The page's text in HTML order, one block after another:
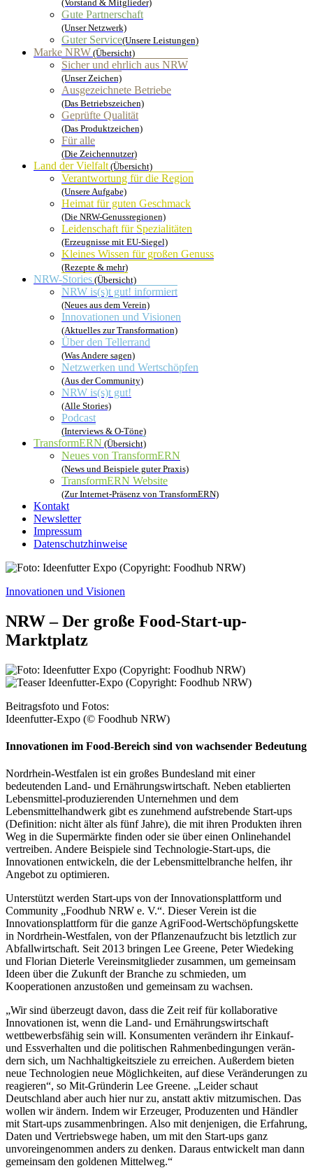
(Vorstand & Mitglieder)
Gute Partnerschaft
(Unser Netzwerk)
Guter Service(Unsere Leistungen)
Marke NRW (Übersicht)
Sicher und ehrlich aus NRW
(Unser Zeichen)
Ausgezeichnete Betriebe
(Das Betriebszeichen)
Geprüfte Qualität
(Das Produktzeichen)
Für alle
(Die Zeichennutzer)
Land der Vielfalt(Übersicht)
Verantwortung für die Region
(Unsere Aufgabe)
Heimat für guten Geschmack
(Die NRW-Genussregionen)
Leidenschaft für Spezialitäten
(Erzeugnisse mit EU-Siegel)
Kleines Wissen für großen Genuss
(Rezepte & mehr)
NRW-Stories (Übersicht)
NRW is(s)t gut! informiert
(Neues aus dem Verein)
Innovationen und Visionen
(Aktuelles zur Transformation)
Über den Tellerrand
(Was Andere sagen)
Netzwerken und Wertschöpfen
(Aus der Community)
NRW is(s)t gut!
(Alle Stories)
Podcast
(Interviews & O-Töne)
TransformERN (Übersicht)
Neues von TransformERN
(News und Beispiele guter Praxis)
TransformERN Website
(Zur Internet-Präsenz von TransformERN)
Kontakt
Newsletter
Impressum
Datenschutzhinweise
Innovationen und Visionen
NRW – Der große Food-Start-up-
Marktplatz
Beitragsfoto und Fotos:
Ideenfutter-Expo (© Foodhub NRW)
Innovationen im Food-Bereich sind von wachsender Bedeutung
Nordrhein-Westfalen ist ein großes Bundesland mit einer
bedeutenden Land- und Ernährungswirtschaft. Neben etablierten
Lebensmittel-produzierenden Unternehmen und dem
Lebensmittelhandwerk gibt es zunehmend aufstrebende Start-ups
(Definition: nicht älter als fünf Jahre), die mit ihren Produkten ihren
Weg in die Supermärkte finden oder sie über einen Onlinehandel
vertreiben. Andere Beispiele sind Technologie-Start-ups, die
Innovationen entwickeln, die der Lebensmittelbranche helfen, ihr
Angebot zu optimieren.
Unterstützt werden Start-ups von der Innovationsplattform und
Community „Foodhub NRW e. V.“. Dieser Verein ist die
Innovationsplattform für die ganze AgriFood-Wertschöpfungs­kette
in Nordrhein-Westfalen, von der Pflanzenaufzucht bis letztlich zur
Abfallwirtschaft. Seit 2013 bringen Lee Greene, Peter Wiedeking
und Florian Dieterle Vereinsmitglieder zusammen, um gemeinsam
Ideen über die Zukunft der Branche zu schmieden, um
Kooperationen anzustoßen und gemeinsam zu wachsen.
„Wir sind überzeugt davon, dass die Zeit reif für kollaborative
Innovationen ist, wenn die Land- und Ernährungswirtschaft
wettbewerbsfähig sein will. Konsumenten verän­dern ihr Einkauf-
und Essverhalten und die politischen Rahmenbedingungen verän­
dern sich, um Nachhaltigkeitsziele zu erreichen. Außerdem bieten
neue Technologien neue Möglichkeiten, auf diese Veränderungen zu
reagieren“, so Mit-Gründerin Lee Greene. „Leider schaut
Deutschland aber auch hier nur zu, anstatt aktiv mitzumischen. Das
wollen wir ändern. Indem wir Erzeuger, Produzenten und Händler
mit Start-ups zusammenbringen. Also mit denjenigen, die Erfahrung,
Daten und Vertriebswege haben, um mit den Start-ups ganz
unvoreingenommen anders zu denken. Daraus entwickelt man dann
gemeinsam den goldenen Mittelweg.“